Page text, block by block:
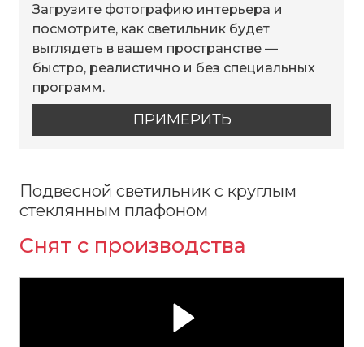
Загрузите фотографию интерьера и
посмотрите, как светильник будет
выглядеть в вашем пространстве —
быстро, реалистично и без специальных
программ.
ПРИМЕРИТЬ
Подвесной светильник с круглым
стеклянным плафоном
Снят с производства